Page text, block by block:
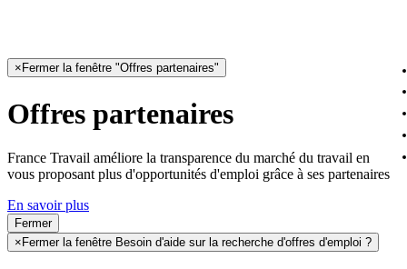
× Fermer la fenêtre "Offres partenaires"
Offres partenaires
France Travail améliore la transparence du marché du travail en
vous proposant plus d'opportunités d'emploi grâce à ses partenaires
En savoir plus
Fermer
× Fermer la fenêtre Besoin d'aide sur la recherche d'offres d'emploi ?